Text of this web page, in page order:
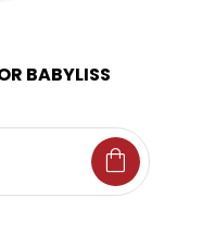
BABYLISS
shopping_bag